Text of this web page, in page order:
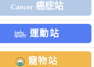
癌症站
運動站
寵物站